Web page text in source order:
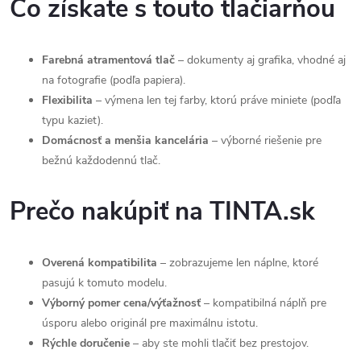
Čo získate s touto tlačiarňou
Farebná atramentová tlač – dokumenty aj grafika, vhodné aj
na fotografie (podľa papiera).
Flexibilita – výmena len tej farby, ktorú práve miniete (podľa
typu kaziet).
Domácnosť a menšia kancelária – výborné riešenie pre
bežnú každodennú tlač.
Prečo nakúpiť na TINTA.sk
Overená kompatibilita – zobrazujeme len náplne, ktoré
pasujú k tomuto modelu.
Výborný pomer cena/výťažnosť – kompatibilná náplň pre
úsporu alebo originál pre maximálnu istotu.
Rýchle doručenie – aby ste mohli tlačiť bez prestojov.